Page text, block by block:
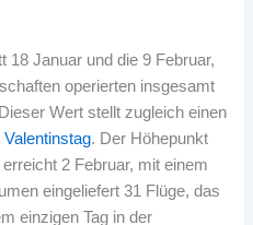
18 Januar und die 9 Februar,
operierten insgesamt
Wert stellt zugleich einen
Valentinstag. Der Höhepunkt
2 Februar, mit einem
eingeliefert 31 Flüge, das
einzigen Tag in der